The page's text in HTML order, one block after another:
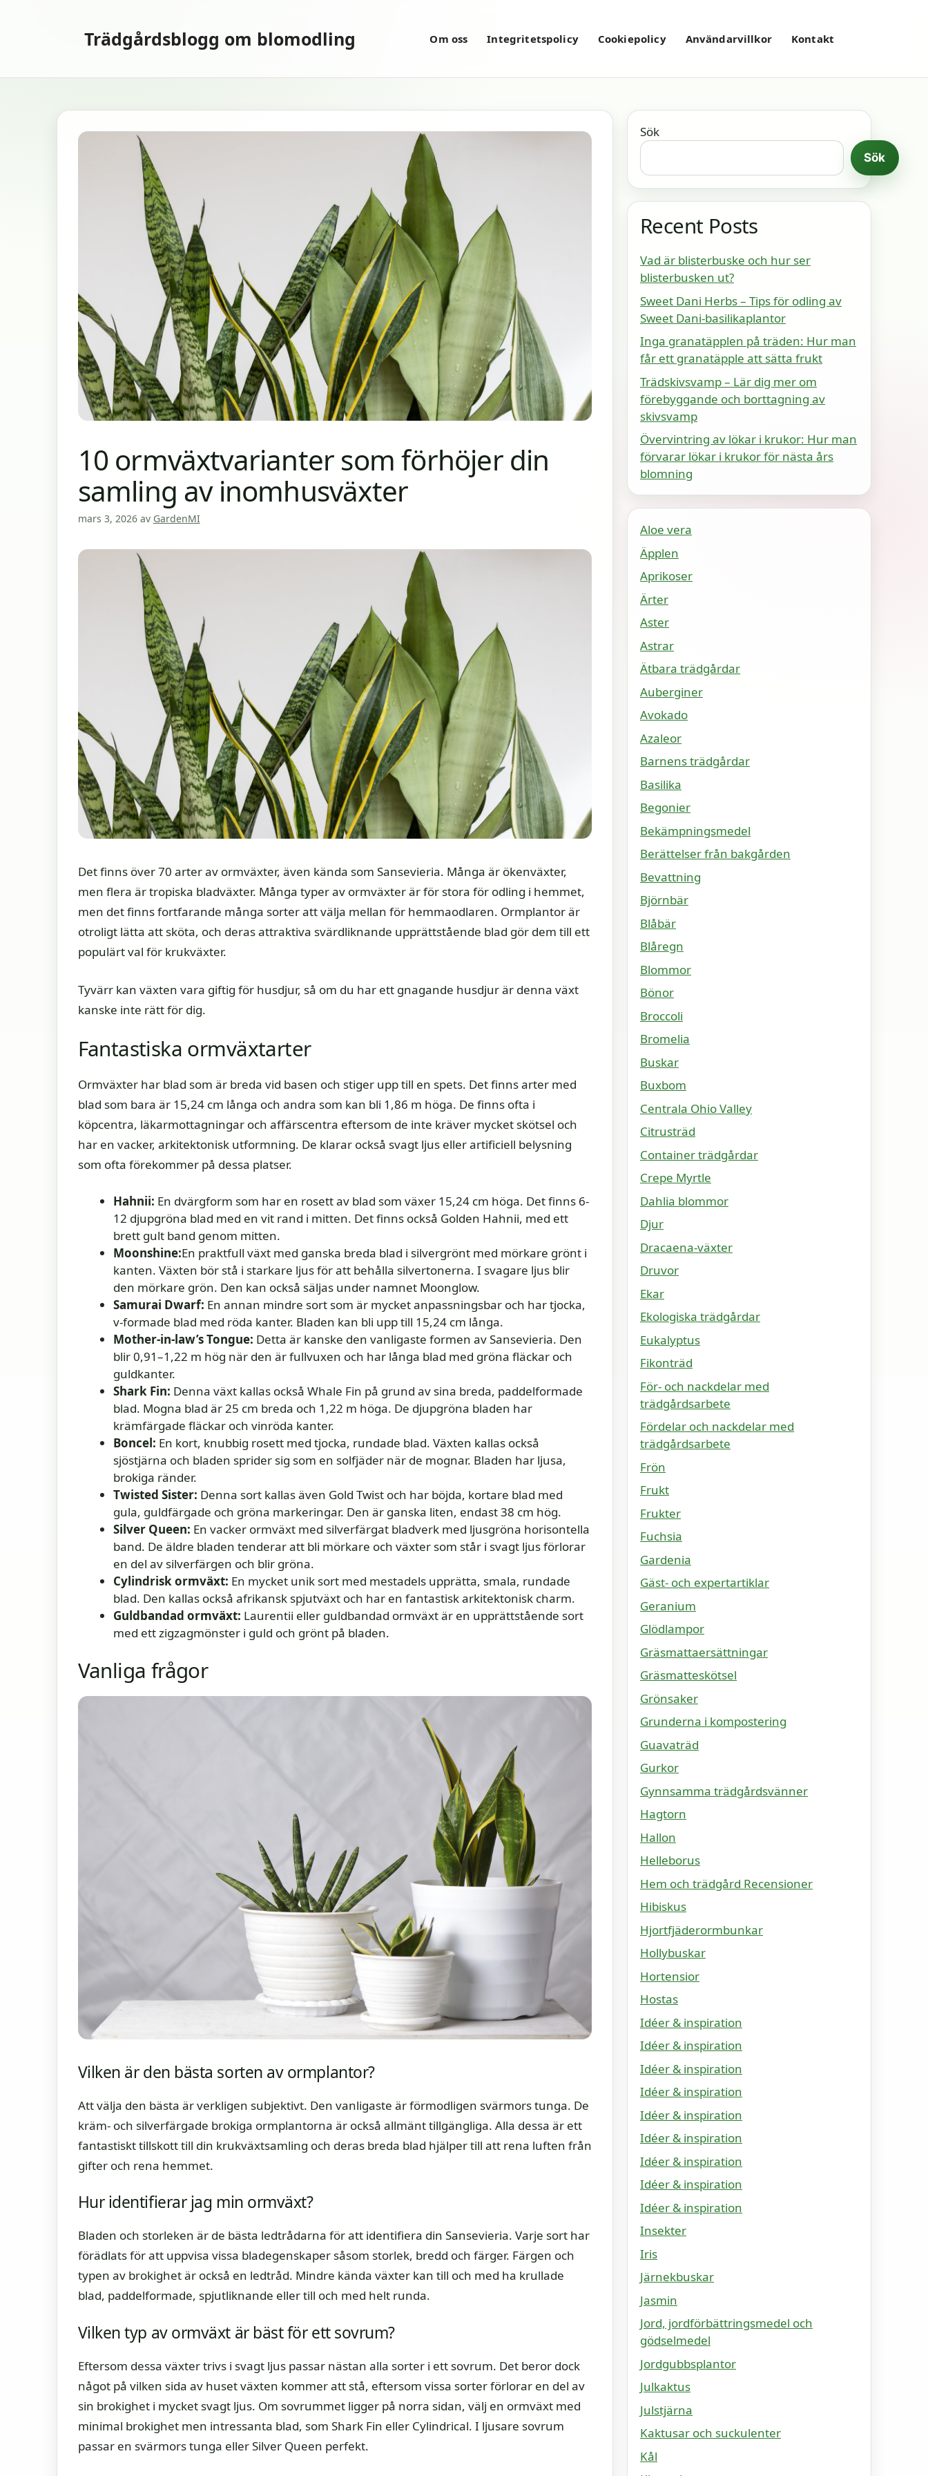
Trädgårdsblogg om blomodling Om oss Integritetspolicy Cookiepolicy Användarvillkor Kontakt
10 ormväxtvarianter som förhöjer din
samling av inomhusväxter
mars 3, 2026 av GardenMI
Det finns över 70 arter av ormväxter, även kända som Sansevieria. Många är ökenväxter,
men flera är tropiska bladväxter. Många typer av ormväxter är för stora för odling i hemmet,
men det finns fortfarande många sorter att välja mellan för hemmaodlaren. Ormplantor är
otroligt lätta att sköta, och deras attraktiva svärdliknande upprättstående blad gör dem till ett
populärt val för krukväxter.
Tyvärr kan växten vara giftig för husdjur, så om du har ett gnagande husdjur är denna växt
kanske inte rätt för dig.
Fantastiska ormväxtarter
Ormväxter har blad som är breda vid basen och stiger upp till en spets. Det finns arter med
blad som bara är 15,24 cm långa och andra som kan bli 1,86 m höga. De finns ofta i
köpcentra, läkarmottagningar och affärscentra eftersom de inte kräver mycket skötsel och
har en vacker, arkitektonisk utformning. De klarar också svagt ljus eller artificiell belysning
som ofta förekommer på dessa platser.
Hahnii: En dvärgform som har en rosett av blad som växer 15,24 cm höga. Det finns 6-
12 djupgröna blad med en vit rand i mitten. Det finns också Golden Hahnii, med ett
brett gult band genom mitten.
Moonshine:En praktfull växt med ganska breda blad i silvergrönt med mörkare grönt i
kanten. Växten bör stå i starkare ljus för att behålla silvertonerna. I svagare ljus blir
den mörkare grön. Den kan också säljas under namnet Moonglow.
Samurai Dwarf: En annan mindre sort som är mycket anpassningsbar och har tjocka,
v-formade blad med röda kanter. Bladen kan bli upp till 15,24 cm långa.
Mother-in-law’s Tongue: Detta är kanske den vanligaste formen av Sansevieria. Den
blir 0,91–1,22 m hög när den är fullvuxen och har långa blad med gröna fläckar och
guldkanter.
Shark Fin: Denna växt kallas också Whale Fin på grund av sina breda, paddelformade
blad. Mogna blad är 25 cm breda och 1,22 m höga. De djupgröna bladen har
krämfärgade fläckar och vinröda kanter.
Boncel: En kort, knubbig rosett med tjocka, rundade blad. Växten kallas också
sjöstjärna och bladen sprider sig som en solfjäder när de mognar. Bladen har ljusa,
brokiga ränder.
Twisted Sister: Denna sort kallas även Gold Twist och har böjda, kortare blad med
gula, guldfärgade och gröna markeringar. Den är ganska liten, endast 38 cm hög.
Silver Queen: En vacker ormväxt med silverfärgat bladverk med ljusgröna horisontella
band. De äldre bladen tenderar att bli mörkare och växter som står i svagt ljus förlorar
en del av silverfärgen och blir gröna.
Cylindrisk ormväxt: En mycket unik sort med mestadels upprätta, smala, rundade
blad. Den kallas också afrikansk spjutväxt och har en fantastisk arkitektonisk charm.
Guldbandad ormväxt: Laurentii eller guldbandad ormväxt är en upprättstående sort
med ett zigzagmönster i guld och grönt på bladen.
Vanliga frågor
Vilken är den bästa sorten av ormplantor?
Att välja den bästa är verkligen subjektivt. Den vanligaste är förmodligen svärmors tunga. De
kräm- och silverfärgade brokiga ormplantorna är också allmänt tillgängliga. Alla dessa är ett
fantastiskt tillskott till din krukväxtsamling och deras breda blad hjälper till att rena luften från
gifter och rena hemmet.
Hur identifierar jag min ormväxt?
Bladen och storleken är de bästa ledtrådarna för att identifiera din Sansevieria. Varje sort har
förädlats för att uppvisa vissa bladegenskaper såsom storlek, bredd och färger. Färgen och
typen av brokighet är också en ledtråd. Mindre kända växter kan till och med ha krullade
blad, paddelformade, spjutliknande eller till och med helt runda.
Vilken typ av ormväxt är bäst för ett sovrum?
Eftersom dessa växter trivs i svagt ljus passar nästan alla sorter i ett sovrum. Det beror dock
något på vilken sida av huset växten kommer att stå, eftersom vissa sorter förlorar en del av
sin brokighet i mycket svagt ljus. Om sovrummet ligger på norra sidan, välj en ormväxt med
minimal brokighet men intressanta blad, som Shark Fin eller Cylindrical. I ljusare sovrum
passar en svärmors tunga eller Silver Queen perfekt.
Sök
Sök
Recent Posts
Vad är blisterbuske och hur ser
blisterbusken ut?
Sweet Dani Herbs – Tips för odling av
Sweet Dani-basilikaplantor
Inga granatäpplen på träden: Hur man
får ett granatäpple att sätta frukt
Trädskivsvamp – Lär dig mer om
förebyggande och borttagning av
skivsvamp
Övervintring av lökar i krukor: Hur man
förvarar lökar i krukor för nästa års
blomning
Aloe vera
Äpplen
Aprikoser
Ärter
Aster
Astrar
Ätbara trädgårdar
Auberginer
Avokado
Azaleor
Barnens trädgårdar
Basilika
Begonier
Bekämpningsmedel
Berättelser från bakgården
Bevattning
Björnbär
Blåbär
Blåregn
Blommor
Bönor
Broccoli
Bromelia
Buskar
Buxbom
Centrala Ohio Valley
Citrusträd
Container trädgårdar
Crepe Myrtle
Dahlia blommor
Djur
Dracaena-växter
Druvor
Ekar
Ekologiska trädgårdar
Eukalyptus
Fikonträd
För- och nackdelar med
trädgårdsarbete
Fördelar och nackdelar med
trädgårdsarbete
Frön
Frukt
Frukter
Fuchsia
Gardenia
Gäst- och expertartiklar
Geranium
Glödlampor
Gräsmattaersättningar
Gräsmatteskötsel
Grönsaker
Grunderna i kompostering
Guavaträd
Gurkor
Gynnsamma trädgårdsvänner
Hagtorn
Hallon
Helleborus
Hem och trädgård Recensioner
Hibiskus
Hjortfjäderormbunkar
Hollybuskar
Hortensior
Hostas
Idéer & inspiration
Idéer & inspiration
Idéer & inspiration
Idéer & inspiration
Idéer & inspiration
Idéer & inspiration
Idéer & inspiration
Idéer & inspiration
Idéer & inspiration
Insekter
Iris
Järnekbuskar
Jasmin
Jord, jordförbättringsmedel och
gödselmedel
Jordgubbsplantor
Julkaktus
Julstjärna
Kaktusar och suckulenter
Kål